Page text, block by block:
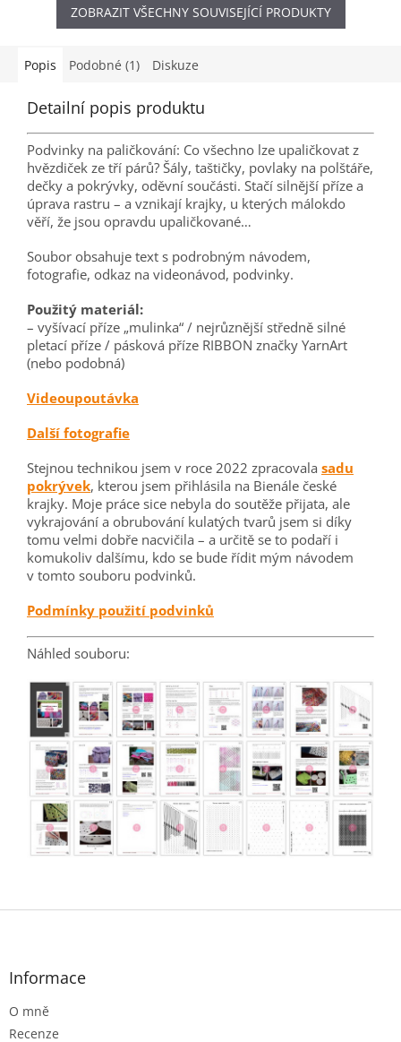
K dispozici jako soubor PDF
nebo jako výtisk (volné listy).
souboru Podmínky...
souboru Podmínky použití
podvinků Soubor PDF vám
ZOBRAZIT VŠECHNY SOUVISEJÍCÍ PRODUKTY
Popis Podobné (1) Diskuze
Detailní popis produktu
Podvinky na paličkování: Co všechno lze upaličkovat z
hvězdiček ze tří párů? Šály, taštičky, povlaky na polštáře,
dečky a pokrývky, oděvní součásti. Stačí silnější příze a
úprava rastru – a vznikají krajky, u kterých málokdo
věří, že jsou opravdu upaličkované…
Soubor obsahuje text s podrobným návodem,
fotografie, odkaz na videonávod, podvinky.
Použitý materiál:
– vyšívací příze „mulinka“ / nejrůznější středně silné
pletací příze / pásková příze RIBBON značky YarnArt
(nebo podobná)
Videoupoutávka
Další fotografie
Stejnou technikou jsem v roce 2022 zpracovala sadu
pokrývek, kterou jsem přihlásila na Bienále české
krajky. Moje práce sice nebyla do soutěže přijata, ale
vykrajování a obrubování kulatých tvarů jsem si díky
tomu velmi dobře nacvičila – a určitě se to podaří i
komukoliv dalšímu, kdo se bude řídit mým návodem
v tomto souboru podvinků.
Podmínky použití podvinků
Náhled souboru:
Z
Informace
O mně
Recenze